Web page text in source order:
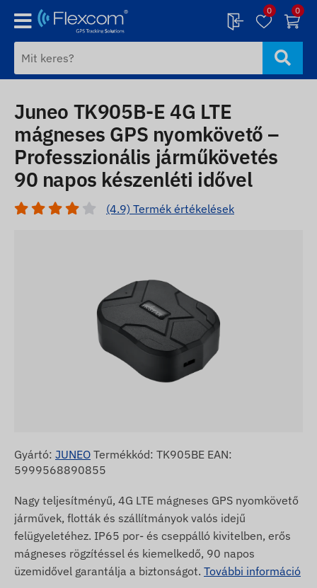
0 0
Juneo TK905B-E 4G LTE
mágneses GPS nyomkövető –
Professzionális járműkövetés
90 napos készenléti idővel
(4.9) Termék értékelések
Gyártó: JUNEO Termékkód: TK905BE EAN:
5999568890855
Nagy teljesítményű, 4G LTE mágneses GPS nyomkövető
járművek, flották és szállítmányok valós idejű
felügyeletéhez. IP65 por- és cseppálló kivitelben, erős
mágneses rögzítéssel és kiemelkedő, 90 napos
üzemidővel garantálja a biztonságot. További információ